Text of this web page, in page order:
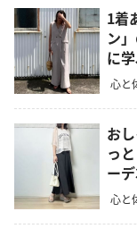
1着
ン
に学
心と
お
っ
ー
心と